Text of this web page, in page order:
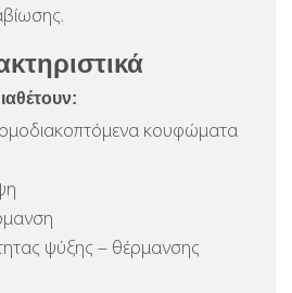
κουφώματα
ψύξης – θέρμανσης